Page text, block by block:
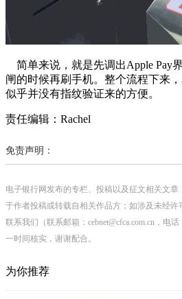
简单来说，就是先调出Apple Pay
闸的时候再刷手机。整个流程下来
似乎并没有指纹验证来的方便。
责任编辑：Rachel
免责声明：
电子银行网发布的专栏、投稿以及征文相关文
于作者投稿或转载自相关作品方；如涉及未经
联系我们（联系邮箱：cebnet@cfca.com.cn，电
一时间核实，谢谢配合。
为你推荐